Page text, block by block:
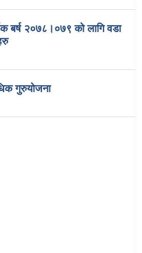
बर्ष २०७८।०७९ को लागि वडा
गुरुयोजना